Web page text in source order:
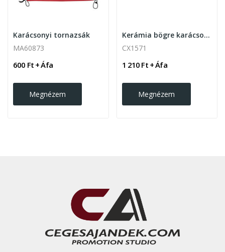
Karácsonyi tornazsák
MA60873
600 Ft + Áfa
Megnézem
Kerámia bögre karácsonyi mintával, 300ml
CX1571
1 210 Ft + Áfa
Megnézem